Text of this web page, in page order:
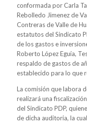
conformada por Carla
Rebolledo Jimenez de
Contreras de Valle de
estatutos del Sindicato
de los gastos e
Roberto López Eguía,
respaldo de gastos de
establecido para lo que
La comisión que labora
realizará una
del Sindicato PDP,
de dicha auditoria, la